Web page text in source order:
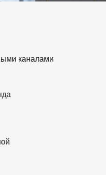
каналами